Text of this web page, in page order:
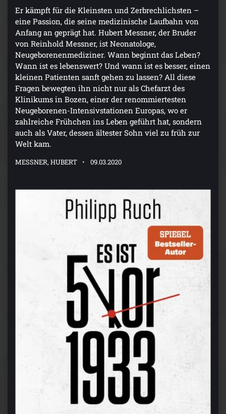
Er kämpft für die Kleinsten und Zerbrechlichsten –
eine Passion, die seine medizinische Laufbahn von
Anfang an geprägt hat. Hubert Messner, der Bruder
von Reinhold Messner, ist Neonatologe,
Neugeborenenmediziner. Wann beginnt das Leben?
Wann ist es lebenswert? Und wann ist es besser, einen
kleinen Patienten sanft gehen zu lassen? All diese
Fragen bewegten ihn nicht nur als Chefarzt des
Klinikums in Bozen, einer der renommiertesten
Neugeborenen-Intensivstationen Europas, wo er
zahlreiche Frühchen ins Leben geführt hat, sondern
auch als Vater, dessen ältester Sohn viel zu früh zur
Welt kam.
MESSNER, HUBERT 09.03.2020